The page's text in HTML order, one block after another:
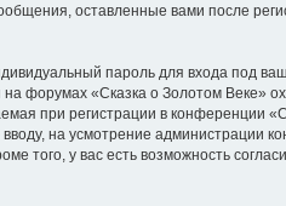
оставленные вами после
пароль для входа под
форумах «Сказка о Золотом Веке»
при регистрации в конференции
на усмотрение администрации
того, у вас есть возможность